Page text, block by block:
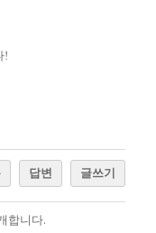
!
답변 글쓰기
합니다.